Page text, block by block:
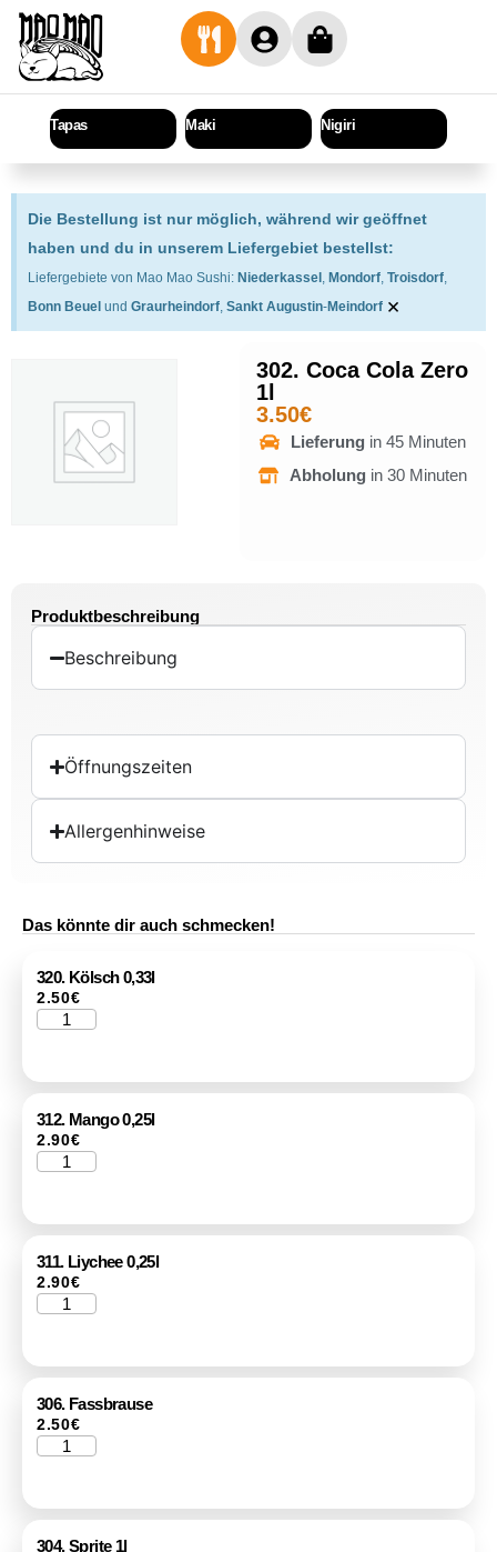
Tapas Maki Nigiri
Die Bestellung ist nur möglich, während wir geöffnet
haben und du in unserem Liefergebiet bestellst:
Liefergebiete von Mao Mao Sushi: Niederkassel , Mondorf, Troisdorf,
Bonn Beuel und Graurheindorf, Sankt Augustin-Meindorf ×
302. Coca Cola Zero
1l
3.50€
Lieferung in 45 Minuten
Abholung in 30 Minuten
Produktbeschreibung
Beschreibung
Öffnungszeiten
Allergenhinweise
Das könnte dir auch schmecken!
320. Kölsch 0,33l
2.50€
312. Mango 0,25l
2.90€
311. Liychee 0,25l
2.90€
306. Fassbrause
2.50€
304. Sprite 1l